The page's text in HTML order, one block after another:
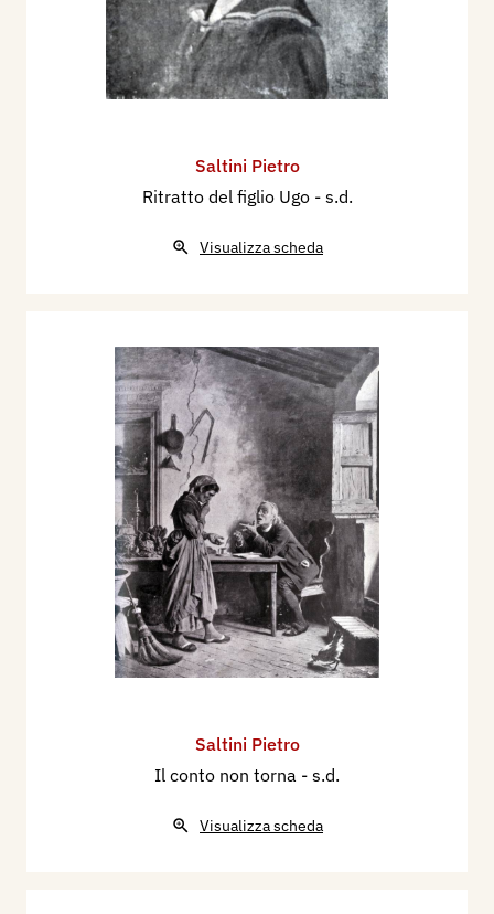
Saltini Pietro
Ritratto del figlio Ugo - s.d.
Visualizza scheda
Saltini Pietro
Il conto non torna - s.d.
Visualizza scheda